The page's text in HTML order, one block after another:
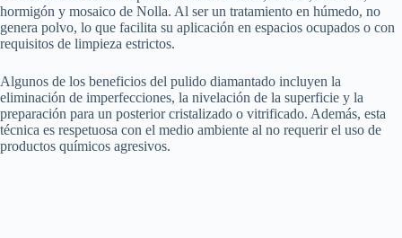
hormigón y mosaico de Nolla. Al ser un tratamiento en húmedo, no
genera polvo, lo que facilita su aplicación en espacios ocupados o con
requisitos de limpieza estrictos.
Algunos de los beneficios del pulido diamantado incluyen la
eliminación de imperfecciones, la nivelación de la superficie y la
preparación para un posterior cristalizado o vitrificado. Además, esta
técnica es respetuosa con el medio ambiente al no requerir el uso de
productos químicos agresivos.